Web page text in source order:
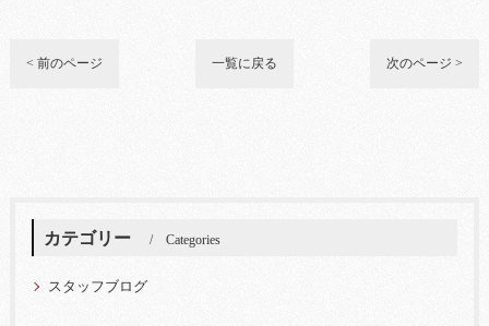
< 前のページ 一覧に戻る 次のページ >
カテゴリー Categories
スタッフブログ